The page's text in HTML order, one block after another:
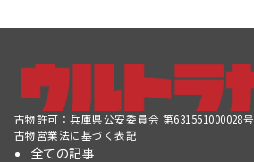
古物許可：兵庫県公安委員会 第631551000028号
古物営業法に基づく表記
全ての記事